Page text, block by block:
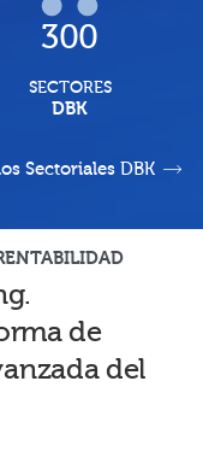
300
SECTORES
DBK
Sectoriales DBK
de
del